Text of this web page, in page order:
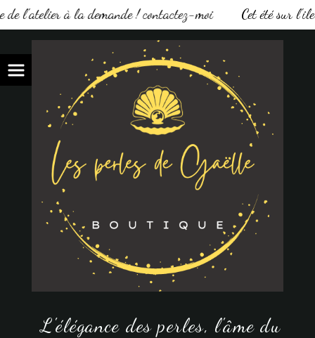
l'atelier à la demande ! contactez-moi Cet été sur
L'élégance des perles, l'âme du